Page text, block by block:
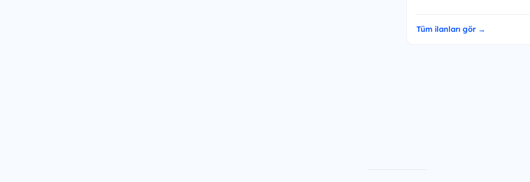
Tüm ilanları gör →